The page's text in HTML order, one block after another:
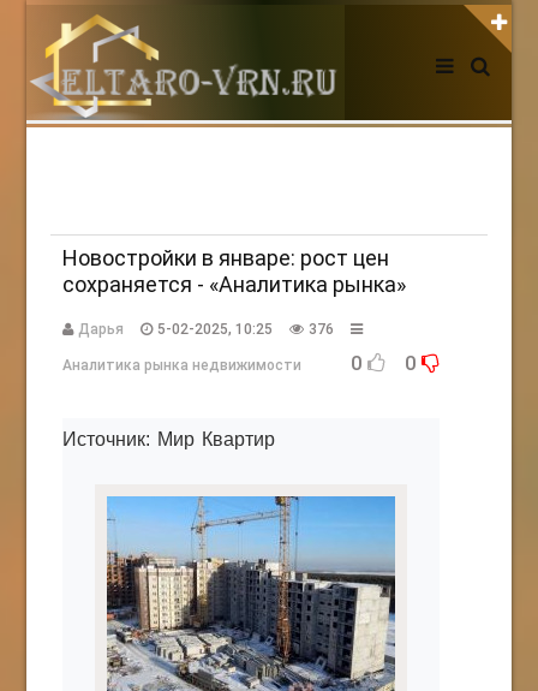
АВТОРИЗАЦИЯ НА САЙТЕ
Регистрация
КАК С НАМИ СВЯЗАТЬСЯ
Edgarpo26@gmail.com
axin.ed@yandex.ru
Новостройки в январе: рост цен
сохраняется - «Аналитика рынка»
Дарья 5-02-2025, 10:25 376
Аналитика рынка недвижимости 0 0
Источник: Мир Квартир